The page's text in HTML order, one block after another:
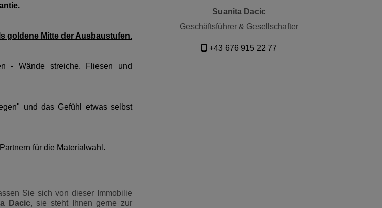
goldene Mitte der Ausbaustufen.
- Wände streiche, Fliesen und
und das Gefühl etwas selbst
für die Materialwahl.
Sie sich von dieser Immobilie
Dacic, sie steht Ihnen gerne zur
Suanita Dacic
Geschäftsführer & Gesellschafter
+43 676 915 22 77